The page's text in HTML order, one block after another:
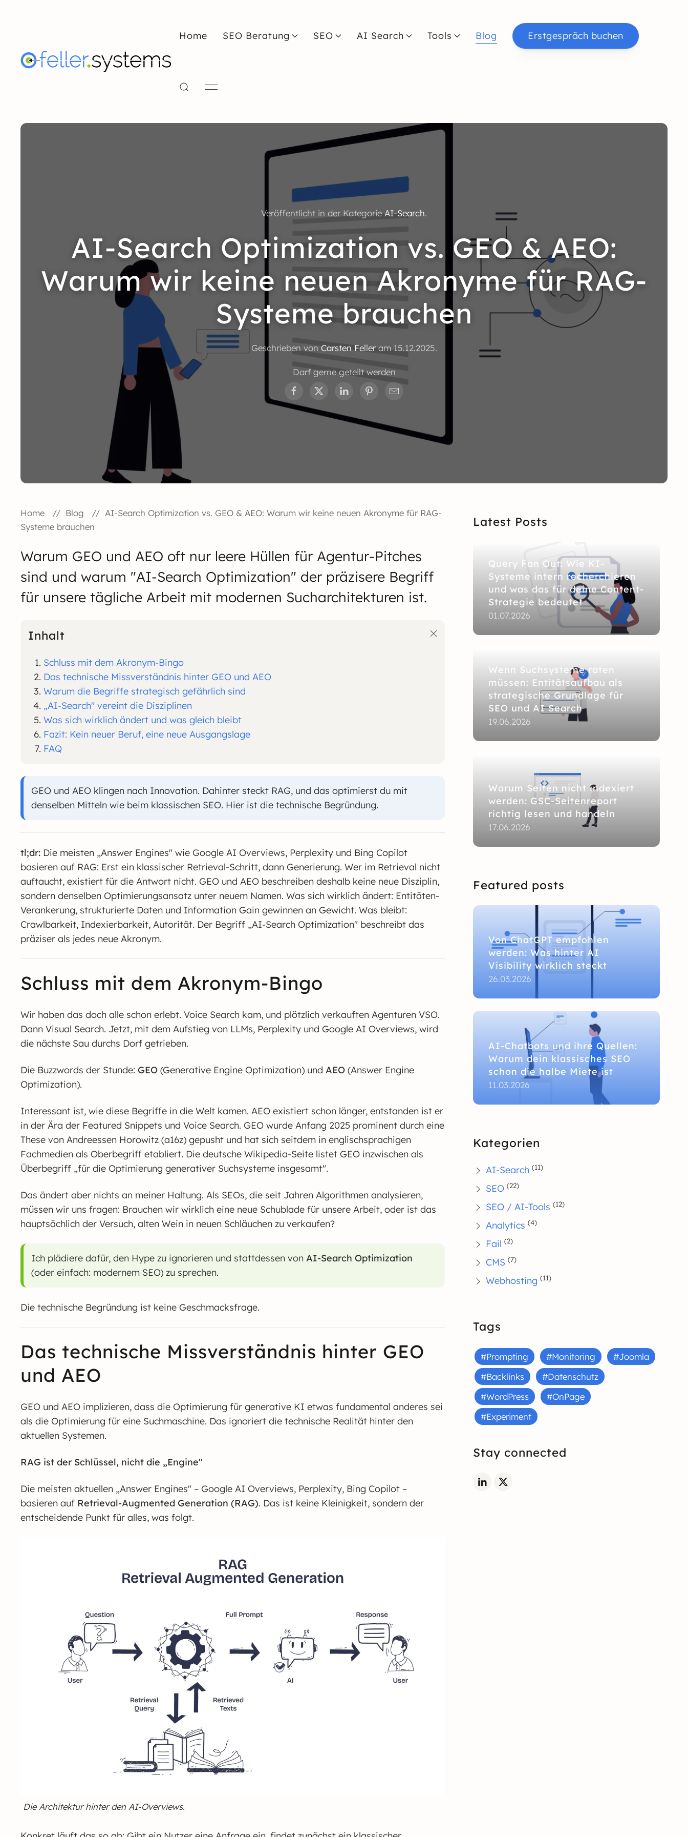
Home SEO Beratung SEO AI Search Tools Blog Erstgespräch buchen
Veröffentlicht in der Kategorie AI-Search.
AI-Search Optimization vs. GEO & AEO:
Warum wir keine neuen Akronyme für RAG-
Systeme brauchen
Geschrieben von Carsten Felleram 15.12.2025.
Darf gerne geteilt werden
Home Blog
AI-Search Optimization vs. GEO & AEO: Warum wir keine neuen Akronyme für RAG-
Systeme brauchen
Warum GEO und AEO oft nur leere Hüllen für Agentur-Pitches
sind und warum "AI-Search Optimization" der präzisere Begriff
für unsere tägliche Arbeit mit modernen Sucharchitekturen ist.
Inhalt
Schluss mit dem Akronym-Bingo
Das technische Missverständnis hinter GEO und AEO
Warum die Begriffe strategisch gefährlich sind
„AI-Search" vereint die Disziplinen
Was sich wirklich ändert und was gleich bleibt
Fazit: Kein neuer Beruf, eine neue Ausgangslage
FAQ
GEO und AEO klingen nach Innovation. Dahinter steckt RAG, und das optimierst du mit
denselben Mitteln wie beim klassischen SEO. Hier ist die technische Begründung.
tl;dr: Die meisten „Answer Engines" wie Google AI Overviews, Perplexity und Bing Copilot
basieren auf RAG: Erst ein klassischer Retrieval-Schritt, dann Generierung. Wer im Retrieval nicht
auftaucht, existiert für die Antwort nicht. GEO und AEO beschreiben deshalb keine neue Disziplin,
sondern denselben Optimierungsansatz unter neuem Namen. Was sich wirklich ändert: Entitäten-
Verankerung, strukturierte Daten und Information Gain gewinnen an Gewicht. Was bleibt:
Crawlbarkeit, Indexierbarkeit, Autorität. Der Begriff „AI-Search Optimization" beschreibt das
präziser als jedes neue Akronym.
Schluss mit dem Akronym-Bingo
Wir haben das doch alle schon erlebt. Voice Search kam, und plötzlich verkauften Agenturen VSO.
Dann Visual Search. Jetzt, mit dem Aufstieg von LLMs, Perplexity und Google AI Overviews, wird
die nächste Sau durchs Dorf getrieben.
Die Buzzwords der Stunde: GEO (Generative Engine Optimization) und AEO (Answer Engine
Optimization).
Interessant ist, wie diese Begriffe in die Welt kamen. AEO existiert schon länger, entstanden ist er
in der Ära der Featured Snippets und Voice Search. GEO wurde Anfang 2025 prominent durch eine
These von Andreessen Horowitz (a16z) gepusht und hat sich seitdem in englischsprachigen
Fachmedien als Oberbegriff etabliert. Die deutsche Wikipedia-Seite listet GEO inzwischen als
Überbegriff „für die Optimierung generativer Suchsysteme insgesamt".
Das ändert aber nichts an meiner Haltung. Als SEOs, die seit Jahren Algorithmen analysieren,
müssen wir uns fragen: Brauchen wir wirklich eine neue Schublade für unsere Arbeit, oder ist das
hauptsächlich der Versuch, alten Wein in neuen Schläuchen zu verkaufen?
Ich plädiere dafür, den Hype zu ignorieren und stattdessen von AI-Search Optimization
(oder einfach: modernem SEO) zu sprechen.
Die technische Begründung ist keine Geschmacksfrage.
Das technische Missverständnis hinter GEO
und AEO
GEO und AEO implizieren, dass die Optimierung für generative KI etwas fundamental anderes sei
als die Optimierung für eine Suchmaschine. Das ignoriert die technische Realität hinter den
aktuellen Systemen.
RAG ist der Schlüssel, nicht die „Engine"
Die meisten aktuellen „Answer Engines" – Google AI Overviews, Perplexity, Bing Copilot –
basieren auf Retrieval-Augmented Generation (RAG). Das ist keine Kleinigkeit, sondern der
entscheidende Punkt für alles, was folgt.
Die Architektur hinter den AI-Overviews.
Latest Posts
Query Fan Out: Wie KI-
Systeme intern recherchieren
und was das für deine Content-
Strategie bedeutet
01.07.2026
Wenn Suchsysteme raten
müssen: Entitätsaufbau als
strategische Grundlage für
SEO und AI Search
19.06.2026
Warum Seiten nicht indexiert
werden: GSC-Seitenreport
richtig lesen und handeln
17.06.2026
Featured posts
Von ChatGPT empfohlen
werden: Was hinter AI
Visibility wirklich steckt
26.03.2026
AI-Chatbots und ihre Quellen:
Warum dein klassisches SEO
schon die halbe Miete ist
11.03.2026
Kategorien
AI-Search (11)
SEO (22)
SEO / AI-Tools (12)
Analytics (4)
Fail (2)
CMS (7)
Webhosting (11)
Tags
#Prompting #Monitoring
#Joomla
#Backlinks
#Datenschutz
#WordPress
#OnPage
#Experiment
Stay connected